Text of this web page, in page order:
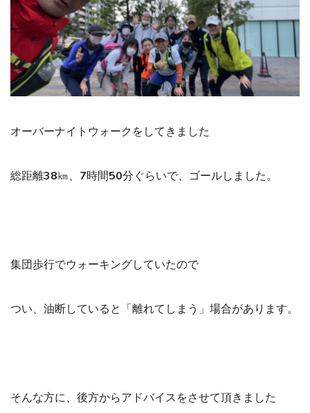
オーバーナイトウォークをしてきました
総距離38㎞、7時間50分ぐらいで、ゴールしました。
集団歩行でウォーキングしていたので
つい、油断していると「離れてしまう」場合があります。
そんな方に、後方からアドバイスをさせて頂きました